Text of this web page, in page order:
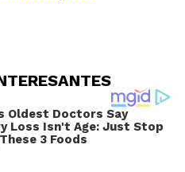
Oldest Doctors Say
Loss Isn't Age: Just Stop
3 Foods